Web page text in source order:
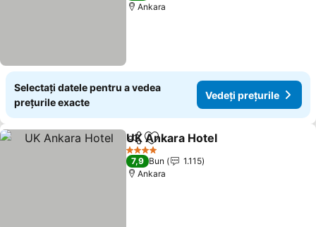
Ankara
Selectați datele pentru a vedea
prețurile exacte
Vedeți prețurile
DistribuițiAdăugaţi la favorite
UK Ankara Hotel
4 Stele
7,9 Bun
1.115
Ankara